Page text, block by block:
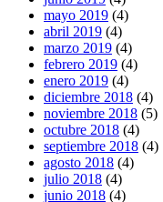
mayo 2019 (4)
abril 2019 (4)
marzo 2019 (4)
febrero 2019 (4)
enero 2019 (4)
diciembre 2018 (4)
noviembre 2018 (5)
octubre 2018 (4)
septiembre 2018 (4)
agosto 2018 (4)
julio 2018 (4)
junio 2018 (4)